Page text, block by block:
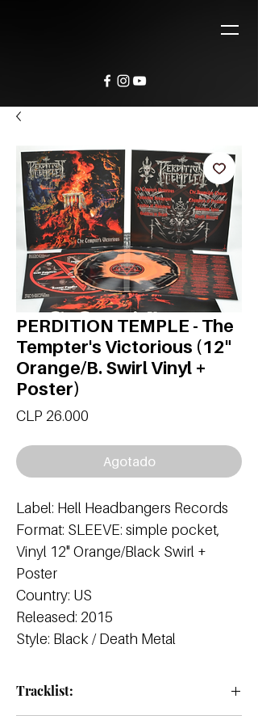
PERDITION TEMPLE - The
Tempter's Victorious (12"
Orange/B. Swirl Vinyl +
Poster)
CLP 26.000
Agotado
Label: Hell Headbangers Records
Format: SLEEVE: simple pocket,
Vinyl 12" Orange/Black Swirl +
Poster
Country: US
Released: 2015
Style: Black / Death Metal
Tracklist: